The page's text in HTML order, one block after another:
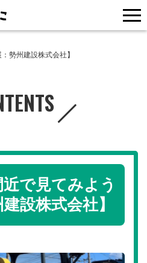
勢州建設株式会社】
で見てみよう
設株式会社】